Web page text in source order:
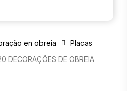
en obreia
Placas
DECORAÇÕES DE OBREIA